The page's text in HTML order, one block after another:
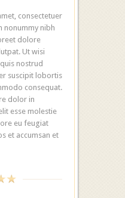
consectetuer
nonummy nibh
dolore
Ut wisi
nostrud
suscipit lobortis
consequat.
dolor in
esse molestie
eu feugiat
et accumsan et